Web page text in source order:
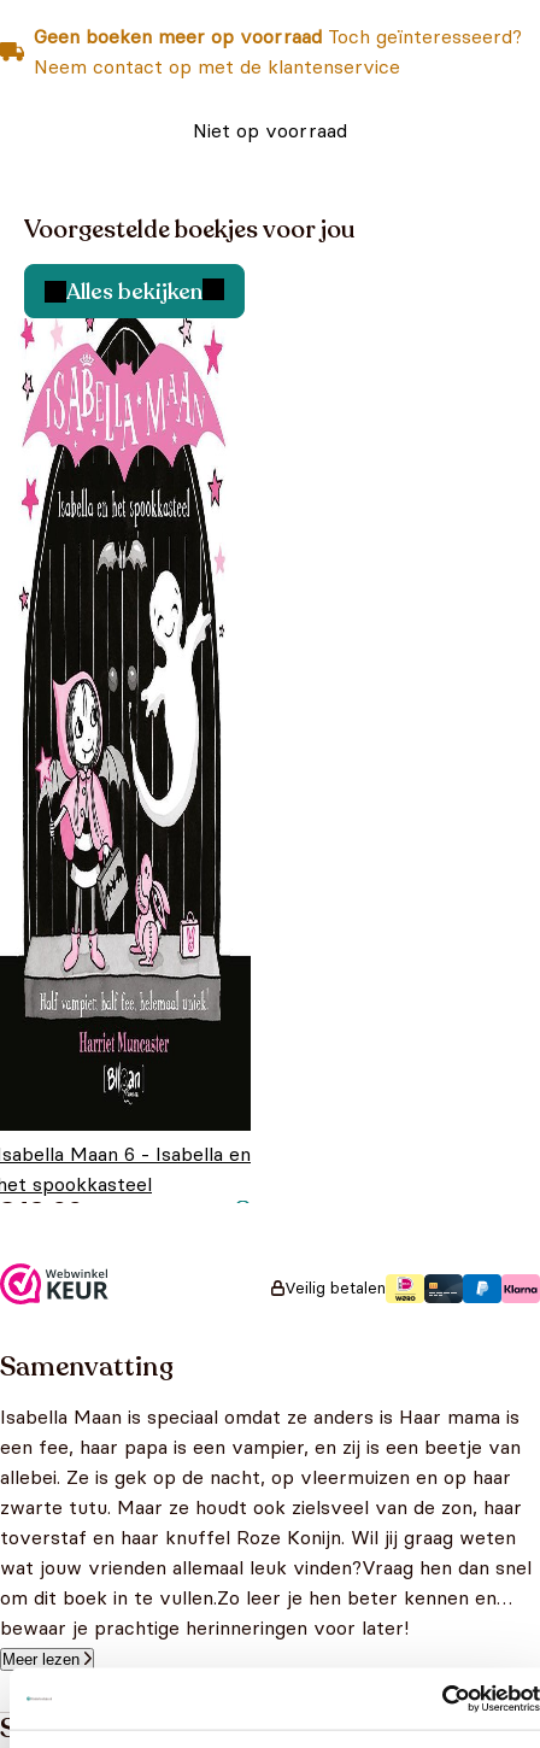
Geen boeken meer op voorraad Toch geïnteresseerd?
Neem contact op met de klantenservice
Niet op voorraad
Voorgestelde boekjes voor jou
Alles bekijken
Maan 6 - Isabella en
spookkasteel
13,99
Veilig betalen
Samenvatting
Isabella Maan is speciaal omdat ze anders is Haar mama is
een fee, haar papa is een vampier, en zij is een beetje van
allebei. Ze is gek op de nacht, op vleermuizen en op haar
zwarte tutu. Maar ze houdt ook zielsveel van de zon, haar
toverstaf en haar knuffel Roze Konijn. Wil jij graag weten
wat jouw vrienden allemaal leuk vinden?Vraag hen dan snel
om dit boek in te vullen.Zo leer je hen beter kennen en…
bewaar je prachtige herinneringen voor later!
Meer lezen
Specificaties